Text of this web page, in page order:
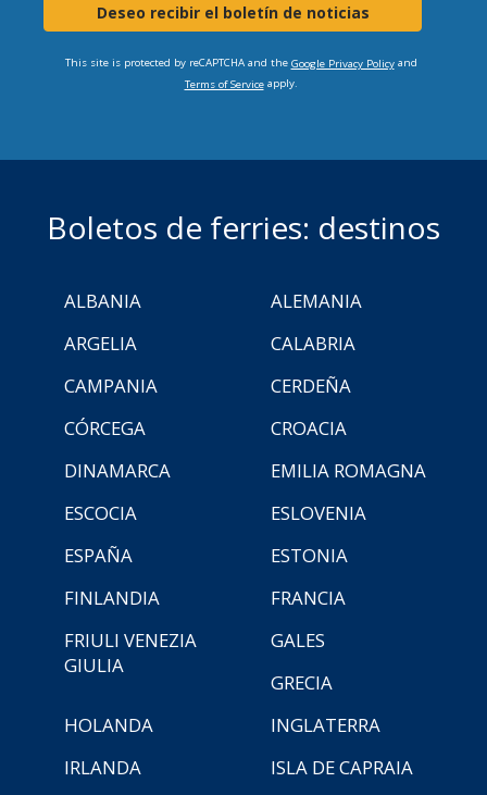
Deseo recibir el boletín de noticias
This site is protected by reCAPTCHA and the Google Privacy Policyand
Terms of Serviceapply.
Boletos de ferries: destinos
ALBANIA
ALEMANIA
ARGELIA
CALABRIA
CAMPANIA
CERDEÑA
CÓRCEGA
CROACIA
DINAMARCA
EMILIA ROMAGNA
ESCOCIA
ESLOVENIA
ESPAÑA
ESTONIA
FINLANDIA
FRANCIA
FRIULI VENEZIA
GIULIA
GALES
GRECIA
HOLANDA
INGLATERRA
IRLANDA
ISLA DE CAPRAIA